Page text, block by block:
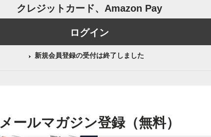
クレジットカード、Amazon Pay
ログイン
新規会員登録の受付は終了しました
メールマガジン登録（無料）